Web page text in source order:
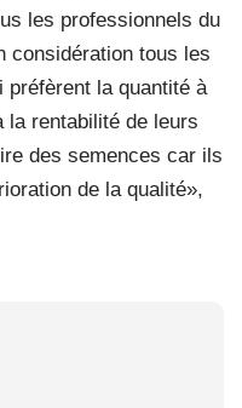
les professionnels du
considération tous les
préfèrent la quantité à
la rentabilité de leurs
des semences car ils
de la qualité»,